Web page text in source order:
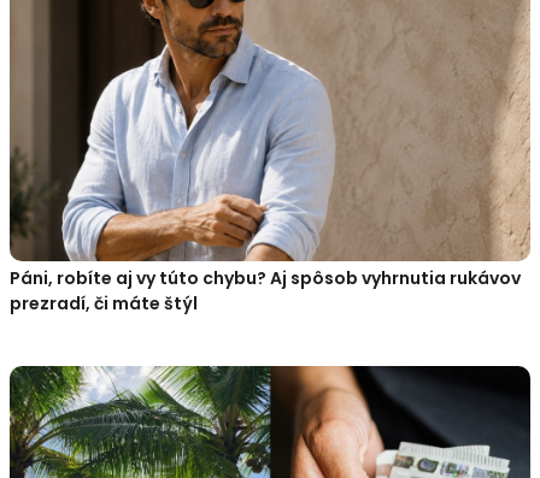
Páni, robíte aj vy túto chybu? Aj spôsob vyhrnutia rukávov
prezradí, či máte štýl